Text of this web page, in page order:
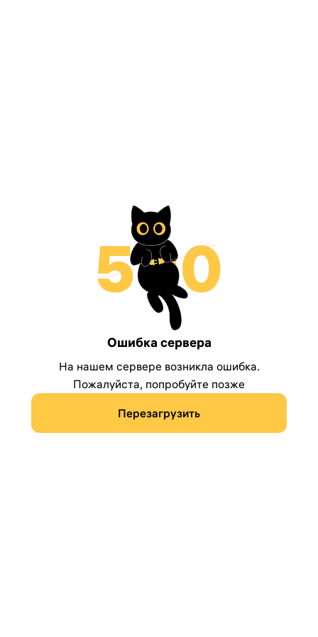
Ошибка сервера
На нашем сервере возникла ошибка.
Пожалуйста, попробуйте позже
Перезагрузить